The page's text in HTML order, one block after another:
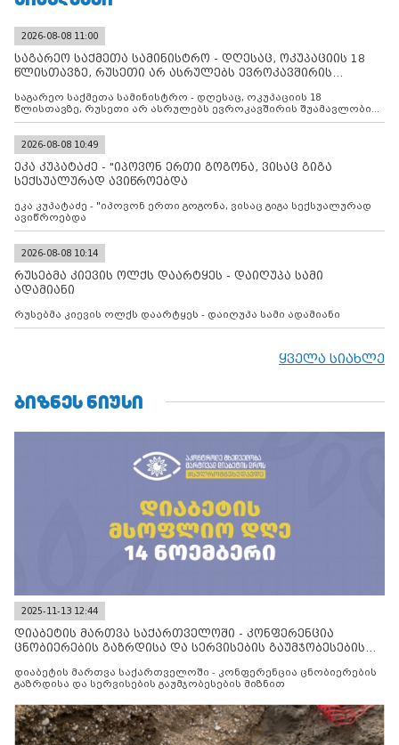
2026-08-08 11:00
საგარეო საქმეთა სამინისტრო - დღესაც, ოკუპაციის 18
წლისთავზე, რუსეთი არ ასრულებს ევროკავშირის
საგარეო საქმეთა სამინისტრო - დღესაც, ოკუპაციის 18
წლისთავზე, რუსეთი არ ასრულებს ევროკავშირის შუამავლობით
დადებულ 2008 წლის 12 აგვისტოს ცეცხლის შეწყვეტის
კონტროლს ოკუპირებულ რეგიონებში, აგრძელებს მათი
მილიტარიზაციის პროცესს და აქტიურად დგამს ნაბიჯებს მათი
ფაქტობრივი ანექსიისკენ
2026-08-08 10:49
ეკა კუპატაძე - "იპოვონ ერთი გოგონა, ვისაც გიგა
სექსუალურად ავიწროებდა
ეკა კუპატაძე - "იპოვონ ერთი გოგონა, ვისაც გიგა სექსუალურად
ავიწროებდა
2026-08-08 10:14
რუსებმა კიევის ოლქს დაარტყეს - დაიღუპა სამი
ადამიანი
რუსებმა კიევის ოლქს დაარტყეს - დაიღუპა სამი ადამიანი
ყველა სიახლე
ᲑᲘᲖᲜᲔᲡ ᲜᲘᲣᲡᲘ
2025-11-13 12:44
დიაბეტის მართვა საქართველოში - კონფერენცია
ცნობიერების გაზრდისა და სერვისების გაუმჯობესების
დიაბეტის მართვა საქართველოში - კონფერენცია ცნობიერების
გაზრდისა და სერვისების გაუმჯობესების მიზნით